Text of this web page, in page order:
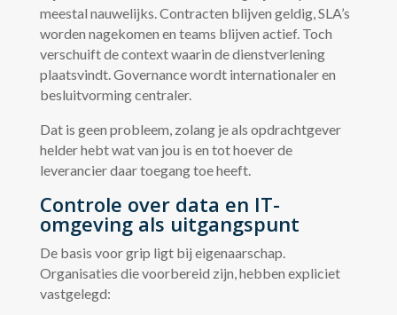
meestal nauwelijks. Contracten blijven geldig, SLA’s
worden nagekomen en teams blijven actief. Toch
verschuift de context waarin de dienstverlening
plaatsvindt. Governance wordt internationaler en
besluitvorming centraler.
Dat is geen probleem, zolang je als opdrachtgever
helder hebt wat van jou is en tot hoever de
leverancier daar toegang toe heeft.
Controle over data en IT-
omgeving als uitgangspunt
De basis voor grip ligt bij eigenaarschap.
Organisaties die voorbereid zijn, hebben expliciet
vastgelegd: